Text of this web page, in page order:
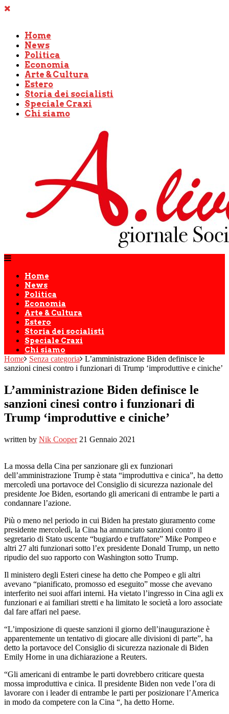
Home
News
Politica
Economia
Arte & Cultura
Estero
Storia dei socialisti
Speciale Craxi
Chi siamo
Home
News
Politica
Economia
Arte & Cultura
Estero
Storia dei socialisti
Speciale Craxi
Chi siamo
Home Senza categoria
L’amministrazione Biden definisce le
sanzioni cinesi contro i funzionari di Trump ‘improduttive e ciniche’
L’amministrazione Biden definisce le
sanzioni cinesi contro i funzionari di
Trump ‘improduttive e ciniche’
written by Nik Cooper 21 Gennaio 2021
La mossa della Cina per sanzionare gli ex funzionari
dell’amministrazione Trump è stata “improduttiva e cinica”, ha detto
mercoledì una portavoce del Consiglio di sicurezza nazionale del
presidente Joe Biden, esortando gli americani di entrambe le parti a
condannare l’azione.
Più o meno nel periodo in cui Biden ha prestato giuramento come
presidente mercoledì, la Cina ha annunciato sanzioni contro il
segretario di Stato uscente “bugiardo e truffatore” Mike Pompeo e
altri 27 alti funzionari sotto l’ex presidente Donald Trump, un netto
ripudio del suo rapporto con Washington sotto Trump.
Il ministero degli Esteri cinese ha detto che Pompeo e gli altri
avevano “pianificato, promosso ed eseguito” mosse che avevano
interferito nei suoi affari interni. Ha vietato l’ingresso in Cina agli ex
funzionari e ai familiari stretti e ha limitato le società a loro associate
dal fare affari nel paese.
“L’imposizione di queste sanzioni il giorno dell’inaugurazione è
apparentemente un tentativo di giocare alle divisioni di parte”, ha
detto la portavoce del Consiglio di sicurezza nazionale di Biden
Emily Horne in una dichiarazione a Reuters.
“Gli americani di entrambe le parti dovrebbero criticare questa
mossa improduttiva e cinica. Il presidente Biden non vede l’ora di
lavorare con i leader di entrambe le parti per posizionare l’America
in modo da competere con la Cina “, ha detto Horne.